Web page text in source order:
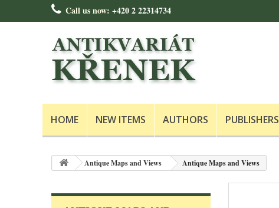
Call us now: +420 2 22314734
HOME NEW ITEMS AUTHORS PUBLISHERS
Antique Maps and Views Antique Maps and Views